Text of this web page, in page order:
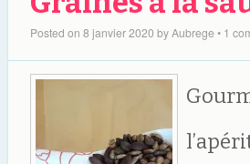
Posted on 8 janvier 2020 byAubrege • 1